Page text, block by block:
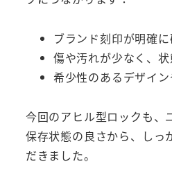
ブランド刻印が明確
傷や汚れが少なく、
希少性のあるデザイ
今回のアヒル型ロックも、
保存状態の良さから、しっ
だきました。